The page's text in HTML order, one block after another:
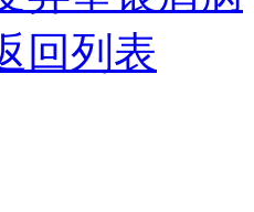
回列表